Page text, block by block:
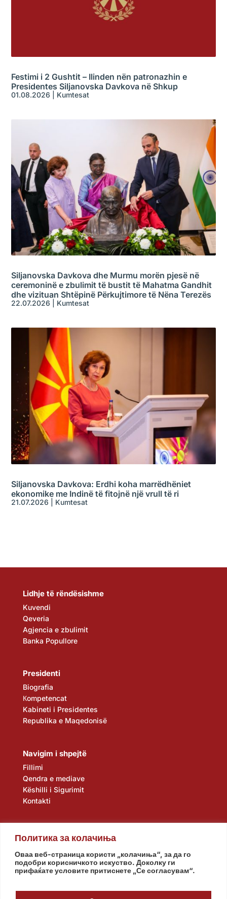
Политика за колачиња
Оваа веб-страница користи „колачиња“, за да го
подобри корисничкото искуство. Доколку ги
прифаќате условите притиснете „Се согласувам“.
Festimi i 2 Gushtit – Ilinden nën patronazhin e
Presidentes Siljanovska Davkova në Shkup
01.08.2026 Kumtesat
Siljanovska Davkova dhe Murmu morën pjesë në
ceremoninë e zbulimit të bustit të Mahatma Gandhit
dhe vizituan Shtëpinë Përkujtimore të Nëna Terezës
22.07.2026 Kumtesat
Siljanovska Davkova: Erdhi koha marrëdhëniet
ekonomike me Indinë të fitojnë një vrull të ri
21.07.2026 Kumtesat
Lidhje të rëndësishme
Kuvendi
Qeveria
Agjencia e zbulimit
Banka Popullore
Presidenti
Biografia
Кompetencat
Kabineti i Presidentes
Republika e Maqedonisë
Navigim i shpejtë
Fillimi
Qendra e mediave
Këshilli i Sigurimit
Kontakti